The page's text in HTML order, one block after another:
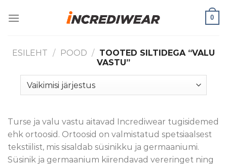
0
ESILEHT / POOD / TOOTED SILTIDEGA “VALU
VASTU”
Turse ja valu vastu aitavad Incrediwear tugisidemed
ehk ortoosid. Ortoosid on valmistatud spetsiaalsest
tekstiilist, mis sisaldab süsinikku ja germaaniumi.
Süsinik ja germaanium kiirendavad vereringet ning